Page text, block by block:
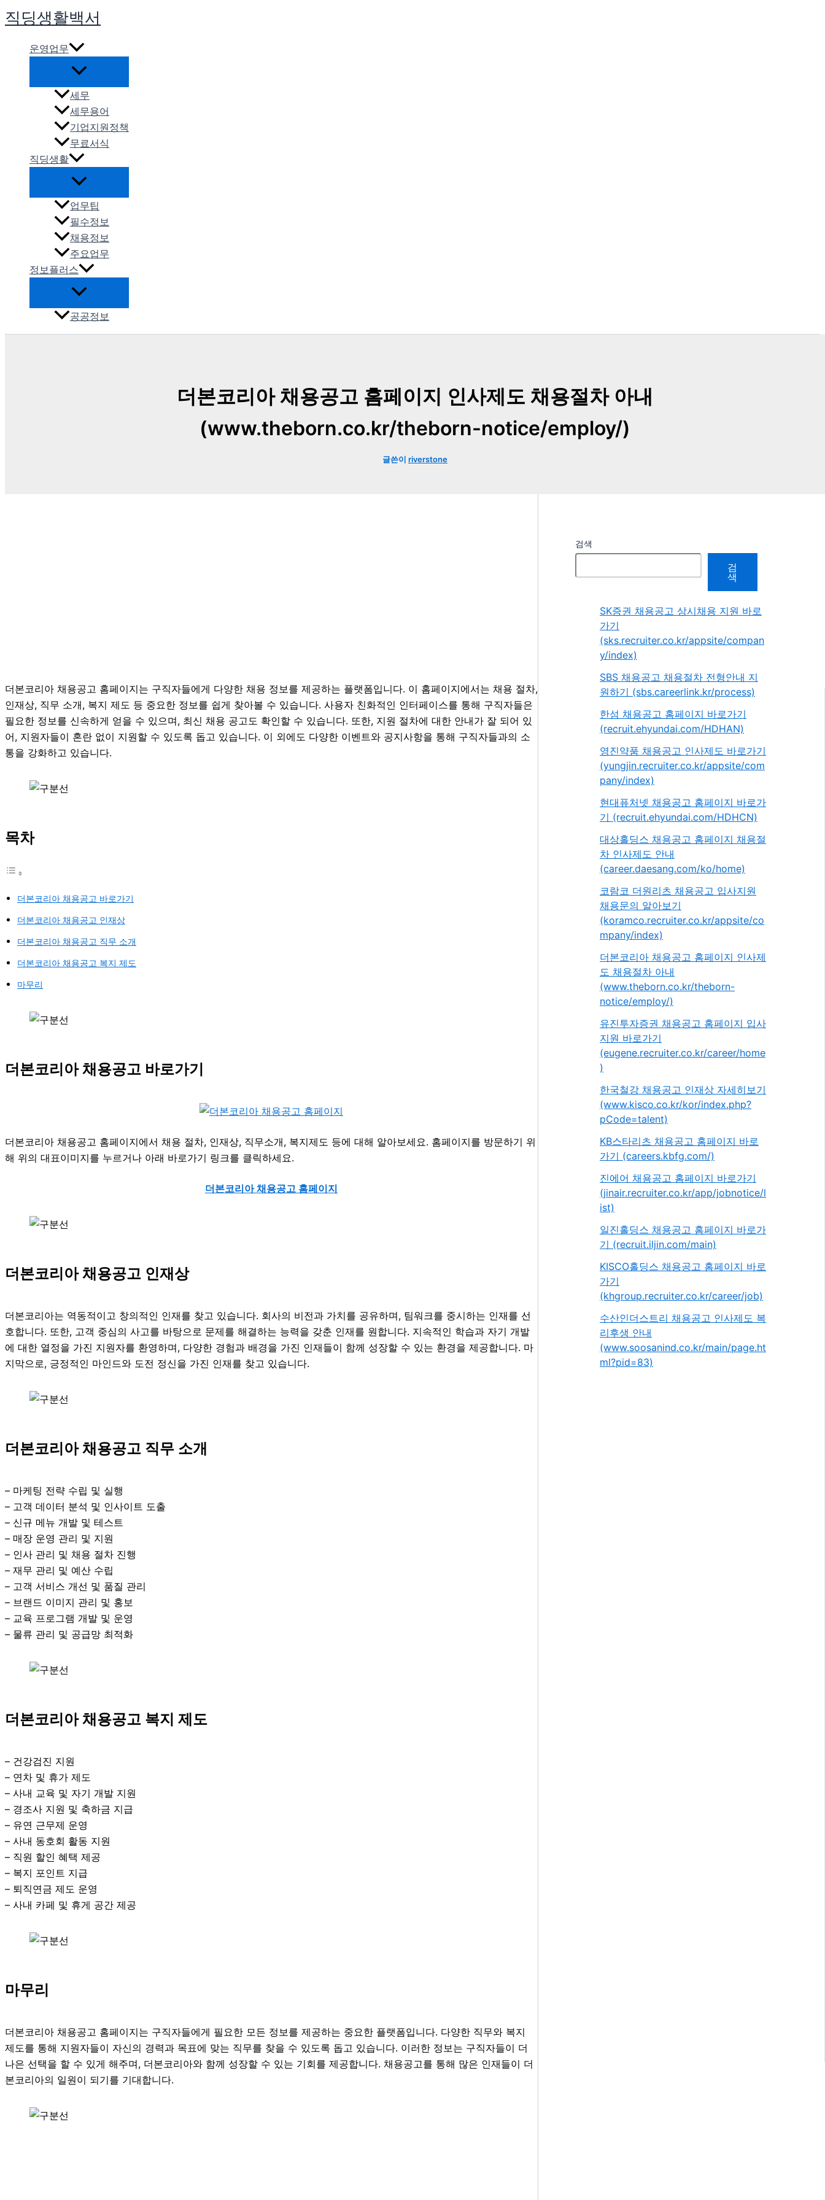
콘
텐
직딩생활백서
운영업무
세무
세무용어
기업지원정책
무료서식
직딩생활
업무팁
필수정보
채용정보
주요업무
정보플러스
공공정보
더본코리아 채용공고 홈페이지 인사제도 채용절차 아내
(www.theborn.co.kr/theborn-notice/employ/)
글쓴이 riverstone
더본코리아 채용공고 홈페이지는 구직자들에게 다양한 채용 정보를 제공하는 플랫폼입니다. 이 홈페이지에서는 채용 절차,
인재상, 직무 소개, 복지 제도 등 중요한 정보를 쉽게 찾아볼 수 있습니다. 사용자 친화적인 인터페이스를 통해 구직자들은
필요한 정보를 신속하게 얻을 수 있으며, 최신 채용 공고도 확인할 수 있습니다. 또한, 지원 절차에 대한 안내가 잘 되어 있
어, 지원자들이 혼란 없이 지원할 수 있도록 돕고 있습니다. 이 외에도 다양한 이벤트와 공지사항을 통해 구직자들과의 소
통을 강화하고 있습니다.
목차
더본코리아 채용공고 바로가기
더본코리아 채용공고 인재상
더본코리아 채용공고 직무 소개
더본코리아 채용공고 복지 제도
마무리
더본코리아 채용공고 바로가기
더본코리아 채용공고 홈페이지에서 채용 절차, 인재상, 직무소개, 복지제도 등에 대해 알아보세요. 홈페이지를 방문하기 위
해 위의 대표이미지를 누르거나 아래 바로가기 링크를 클릭하세요.
더본코리아 채용공고 홈페이지
더본코리아 채용공고 인재상
더본코리아는 역동적이고 창의적인 인재를 찾고 있습니다. 회사의 비전과 가치를 공유하며, 팀워크를 중시하는 인재를 선
호합니다. 또한, 고객 중심의 사고를 바탕으로 문제를 해결하는 능력을 갖춘 인재를 원합니다. 지속적인 학습과 자기 개발
에 대한 열정을 가진 지원자를 환영하며, 다양한 경험과 배경을 가진 인재들이 함께 성장할 수 있는 환경을 제공합니다. 마
지막으로, 긍정적인 마인드와 도전 정신을 가진 인재를 찾고 있습니다.
더본코리아 채용공고 직무 소개
– 마케팅 전략 수립 및 실행
– 고객 데이터 분석 및 인사이트 도출
– 신규 메뉴 개발 및 테스트
– 매장 운영 관리 및 지원
– 인사 관리 및 채용 절차 진행
– 재무 관리 및 예산 수립
– 고객 서비스 개선 및 품질 관리
– 브랜드 이미지 관리 및 홍보
– 교육 프로그램 개발 및 운영
– 물류 관리 및 공급망 최적화
더본코리아 채용공고 복지 제도
– 건강검진 지원
– 연차 및 휴가 제도
– 사내 교육 및 자기 개발 지원
– 경조사 지원 및 축하금 지급
– 유연 근무제 운영
– 사내 동호회 활동 지원
– 직원 할인 혜택 제공
– 복지 포인트 지급
– 퇴직연금 제도 운영
– 사내 카페 및 휴게 공간 제공
마무리
더본코리아 채용공고 홈페이지는 구직자들에게 필요한 모든 정보를 제공하는 중요한 플랫폼입니다. 다양한 직무와 복지
제도를 통해 지원자들이 자신의 경력과 목표에 맞는 직무를 찾을 수 있도록 돕고 있습니다. 이러한 정보는 구직자들이 더
나은 선택을 할 수 있게 해주며, 더본코리아와 함께 성장할 수 있는 기회를 제공합니다. 채용공고를 통해 많은 인재들이 더
본코리아의 일원이 되기를 기대합니다.
검색
검
색
SK증권 채용공고 상시채용 지원 바로
가기
(sks.recruiter.co.kr/appsite/compan
y/index)
SBS 채용공고 채용절차 전형안내 지
원하기 (sbs.careerlink.kr/process)
한섬 채용공고 홈페이지 바로가기
(recruit.ehyundai.com/HDHAN)
영진약품 채용공고 인사제도 바로가기
(yungjin.recruiter.co.kr/appsite/com
pany/index)
현대퓨처넷 채용공고 홈페이지 바로가
기 (recruit.ehyundai.com/HDHCN)
대상홀딩스 채용공고 홈페이지 채용절
차 인사제도 안내
(career.daesang.com/ko/home)
코람코 더원리츠 채용공고 입사지원
채용문의 알아보기
(koramco.recruiter.co.kr/appsite/co
mpany/index)
더본코리아 채용공고 홈페이지 인사제
도 채용절차 아내
(www.theborn.co.kr/theborn-
notice/employ/)
유진투자증권 채용공고 홈페이지 입사
지원 바로가기
(eugene.recruiter.co.kr/career/home
)
한국철강 채용공고 인재상 자세히보기
(www.kisco.co.kr/kor/index.php?
pCode=talent)
KB스타리츠 채용공고 홈페이지 바로
가기 (careers.kbfg.com/)
진에어 채용공고 홈페이지 바로가기
(jinair.recruiter.co.kr/app/jobnotice/l
ist)
일진홀딩스 채용공고 홈페이지 바로가
기 (recruit.iljin.com/main)
KISCO홀딩스 채용공고 홈페이지 바로
가기
(khgroup.recruiter.co.kr/career/job)
수산인더스트리 채용공고 인사제도 복
리후생 안내
(www.soosanind.co.kr/main/page.ht
ml?pid=83)